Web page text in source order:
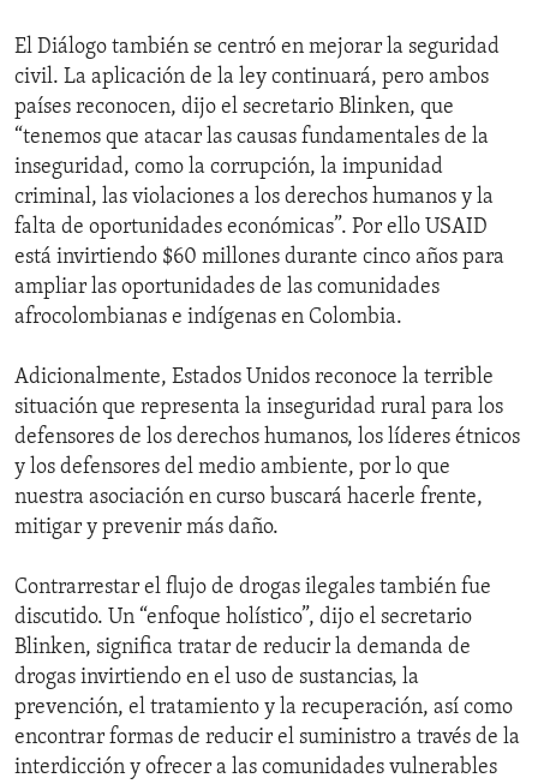
El Diálogo también se centró en mejorar la seguridad
civil. La aplicación de la ley continuará, pero ambos
países reconocen, dijo el secretario Blinken, que
“tenemos que atacar las causas fundamentales de la
inseguridad, como la corrupción, la impunidad
criminal, las violaciones a los derechos humanos y la
falta de oportunidades económicas”. Por ello USAID
está invirtiendo $60 millones durante cinco años para
ampliar las oportunidades de las comunidades
afrocolombianas e indígenas en Colombia.
Adicionalmente, Estados Unidos reconoce la terrible
situación que representa la inseguridad rural para los
defensores de los derechos humanos, los líderes étnicos
y los defensores del medio ambiente, por lo que
nuestra asociación en curso buscará hacerle frente,
mitigar y prevenir más daño.
Contrarrestar el flujo de drogas ilegales también fue
discutido. Un “enfoque holístico”, dijo el secretario
Blinken, significa tratar de reducir la demanda de
drogas invirtiendo en el uso de sustancias, la
prevención, el tratamiento y la recuperación, así como
encontrar formas de reducir el suministro a través de la
interdicción y ofrecer a las comunidades vulnerables